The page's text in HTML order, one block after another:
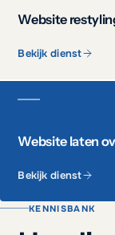
Website
Bekijk dienst
Website laten
Bekijk dienst
KENNISBANK